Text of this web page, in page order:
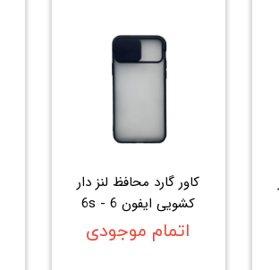
کاور گارد محافظ لنز دار
کشویی ایفون 6 - 6s
اتمام موجودی